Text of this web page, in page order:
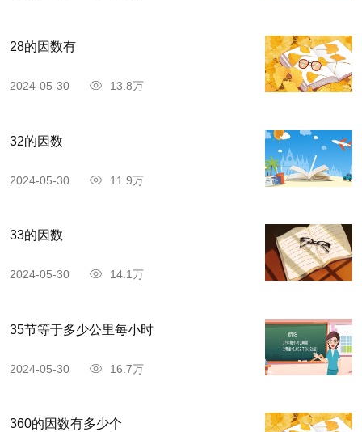
28的因数有
2024-05-30 13.8万
32的因数
2024-05-30 11.9万
33的因数
2024-05-30 14.1万
35节等于多少公里每小时
2024-05-30 16.7万
360的因数有多少个